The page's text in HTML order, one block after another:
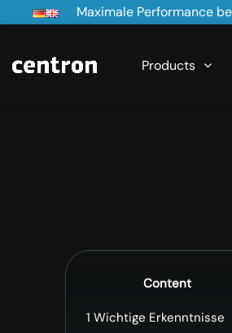
Maximale Performance
Products
Content
1 Wichtige Erkenntnisse